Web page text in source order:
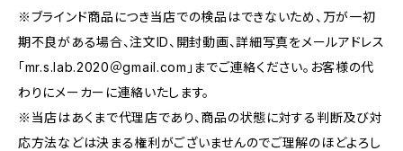
※ブラインド商品につき当店での検品はできないため、万が一初
期不良がある場合、注文ID、開封動画、詳細写真をメールアドレス
「mr.s.lab.2020＠gmail.com」までご連絡ください。お客様の代
わりにメーカーに連絡いたします。
※当店はあくまで代理店であり、商品の状態に対する判断及び対
応方法などは決まる権利がございませんのでご理解のほどよろし